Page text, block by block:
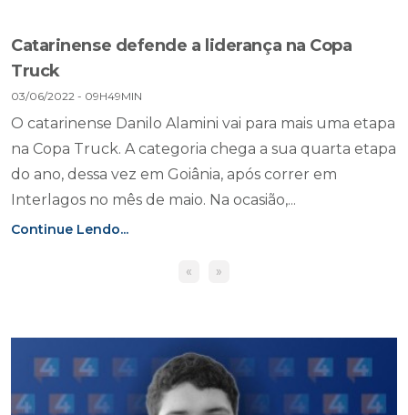
Catarinense defende a liderança na Copa
Truck
03/06/2022 - 09H49MIN
O catarinense Danilo Alamini vai para mais uma etapa
na Copa Truck. A categoria chega a sua quarta etapa
do ano, dessa vez em Goiânia, após correr em
Interlagos no mês de maio. Na ocasião,...
Continue Lendo...
« »